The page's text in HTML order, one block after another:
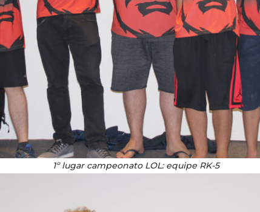
1º lugar campeonato LOL: equipe RK-5